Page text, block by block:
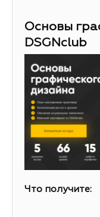
Основы
DSGNclub
Что получите: